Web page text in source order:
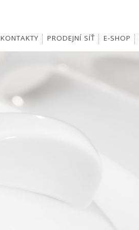
KONTAKTY PRODEJNÍ SÍŤ E-SHOP